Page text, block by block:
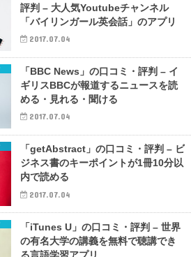
評判 – 大人気Youtubeチャンネル
「バイリンガール英会話」のアプリ
2017.07.04
「BBC News」の口コミ・評判 – イ
ギリスBBCが報道するニュースを読
める・見れる・聞ける
2017.07.04
「getAbstract」の口コミ・評判 – ビ
ジネス書のキーポイントが1冊10分以
内で読める
2017.07.04
「iTunes U」の口コミ・評判 – 世界
の有名大学の講義を無料で聴講でき
る言語学習アプリ